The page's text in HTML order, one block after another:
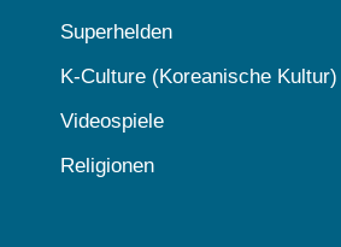
Superhelden
K-Culture (Koreanische Kultur)
Videospiele
Religionen